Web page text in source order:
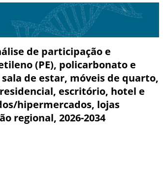
de participação e
(PE), policarbonato e
de estar, móveis de quarto,
escritório, hotel e
hipermercados, lojas
regional, 2026-2034